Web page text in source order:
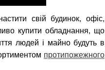
свій будинок, офіс,
купити обладнання, що
людей і майно будуть в
протипожежного